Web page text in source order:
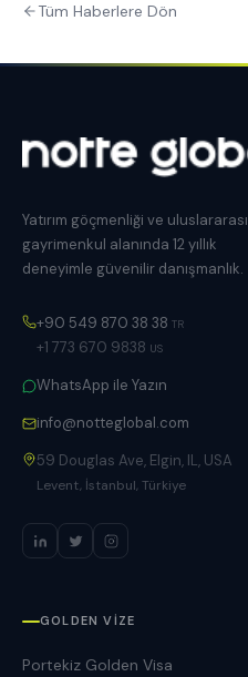
Tüm Haberlere Dön
Yatırım göçmenliği ve uluslararası
gayrimenkul alanında 12 yıllık
deneyimle güvenilir danışmanlık.
+90 549 870 38 38 TR
+1 773 670 9838 US
WhatsApp ile Yazın
info@notteglobal.com
59 Douglas Ave, Elgin, IL, USA
Levent, İstanbul, Türkiye
GOLDEN VIZE
Portekiz Golden Visa